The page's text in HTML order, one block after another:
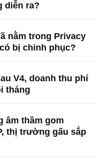
diễn ra?
nằm trong Privacy
bị chinh phục?
V4, doanh thu phí
tháng
âm thầm gom
thị trường gấu sắp